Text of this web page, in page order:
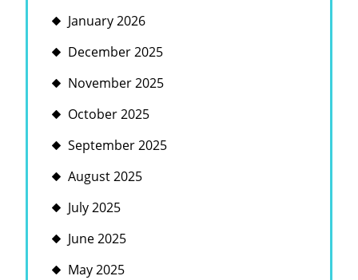
January 2026
December 2025
November 2025
October 2025
September 2025
August 2025
July 2025
June 2025
May 2025